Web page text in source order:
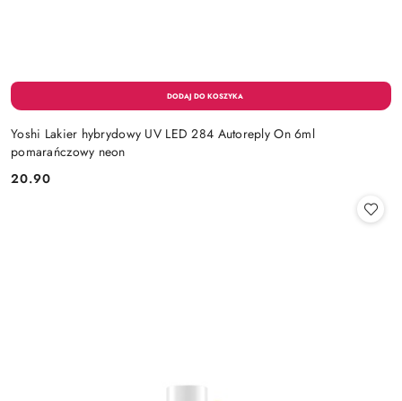
Yoshi Lakier hybrydowy UV LED 284 Autoreply On 6ml
pomarańczowy neon
Cena:
20.90